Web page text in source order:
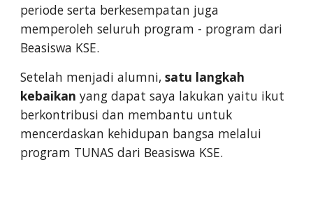
periode serta berkesempatan juga
memperoleh seluruh program - program dari
Beasiswa KSE.
Setelah menjadi alumni,satu langkah
kebaikan yang dapat saya lakukan yaitu ikut
berkontribusi dan membantu untuk
mencerdaskan kehidupan bangsa melalui
program TUNAS dari Beasiswa KSE.